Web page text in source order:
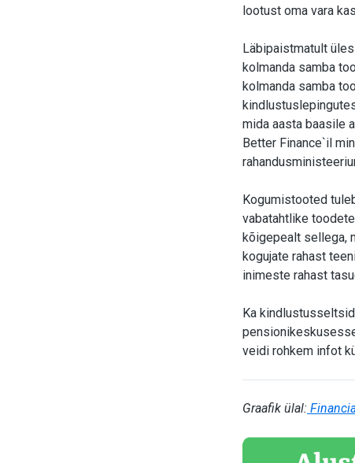
lootust oma vara
Läbipaistmatult
kolmanda samba
kolmanda samba
mida aasta baasile
Better Finance`il
Kogumistooted
vabatahtlike
kõigepealt sellega,
kogujate rahast
inimeste rahast
Ka
veidi rohkem infot
Graafik ülal: